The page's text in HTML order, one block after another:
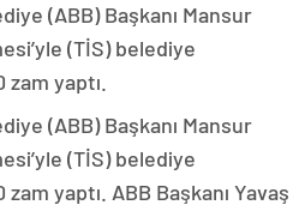
(ABB) Başkanı Mansur
(TİS) belediye
yaptı.
(ABB) Başkanı Mansur
(TİS) belediye
yaptı. ABB Başkanı Yavaş